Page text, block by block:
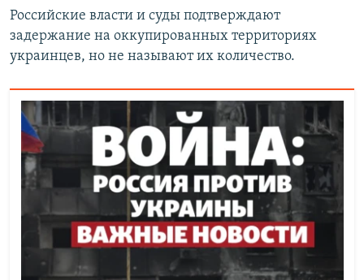
Российские власти и суды подтверждают
задержание на оккупированных территориях
украинцев, но не называют их количество.